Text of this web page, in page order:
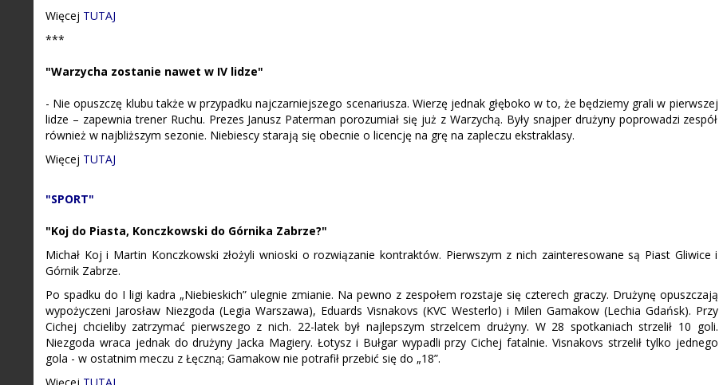
Więcej TUTAJ
***
"Warzycha zostanie nawet w IV lidze"
- Nie opuszczę klubu także w przypadku najczarniejszego scenariusza. Wierzę jednak głęboko w to, że będziemy grali w pierwszej
lidze – zapewnia trener Ruchu. Prezes Janusz Paterman porozumiał się już z Warzychą. Były snajper drużyny poprowadzi zespół
również w najbliższym sezonie. Niebiescy starają się obecnie o licencję na grę na zapleczu ekstraklasy.
Więcej TUTAJ
"SPORT"
"Koj do Piasta, Konczkowski do Górnika Zabrze?"
Michał Koj i Martin Konczkowski złożyli wnioski o rozwiązanie kontraktów. Pierwszym z nich zainteresowane są Piast Gliwice i
Górnik Zabrze.
Po spadku do I ligi kadra „Niebieskich” ulegnie zmianie. Na pewno z zespołem rozstaje się czterech graczy. Drużynę opuszczają
wypożyczeni Jarosław Niezgoda (Legia Warszawa), Eduards Visnakovs (KVC Westerlo) i Milen Gamakow (Lechia Gdańsk). Przy
Cichej chcieliby zatrzymać pierwszego z nich. 22-latek był najlepszym strzelcem drużyny. W 28 spotkaniach strzelił 10 goli.
Niezgoda wraca jednak do drużyny Jacka Magiery. Łotysz i Bułgar wypadli przy Cichej fatalnie. Visnakovs strzelił tylko jednego
gola - w ostatnim meczu z Łęczną; Gamakow nie potrafił przebić się do „18”.